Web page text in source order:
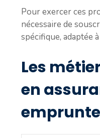
Pour exercer ces
nécessaire de
spécifique, adaptée
Les
en